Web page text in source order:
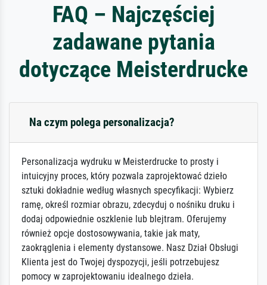
FAQ – Najczęściej
zadawane pytania
dotyczące Meisterdrucke
Na czym polega personalizacja?
Personalizacja wydruku w Meisterdrucke to prosty i
intuicyjny proces, który pozwala zaprojektować dzieło
sztuki dokładnie według własnych specyfikacji: Wybierz
ramę, określ rozmiar obrazu, zdecyduj o nośniku druku i
dodaj odpowiednie oszklenie lub blejtram. Oferujemy
również opcje dostosowywania, takie jak maty,
zaokrąglenia i elementy dystansowe. Nasz Dział Obsługi
Klienta jest do Twojej dyspozycji, jeśli potrzebujesz
pomocy w zaprojektowaniu idealnego dzieła.